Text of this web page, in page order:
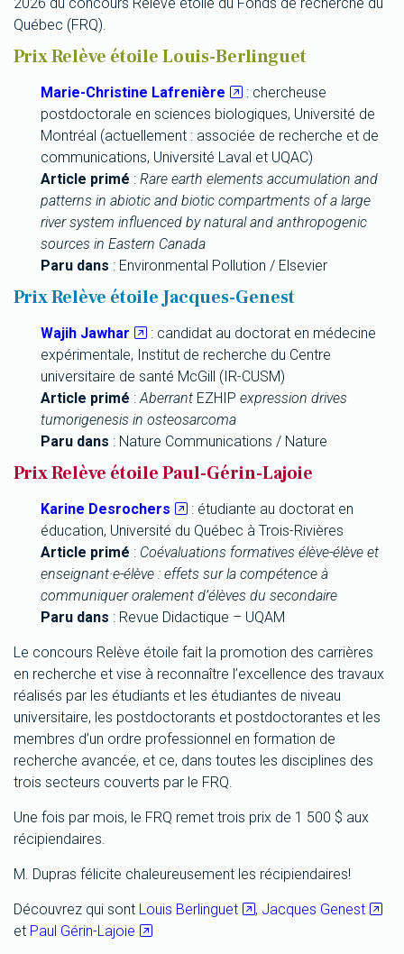
Québec (FRQ).
Prix Relève étoile Louis-Berlinguet
Marie-Christine Lafrenière
: chercheuse
postdoctorale en sciences biologiques, Université de
Montréal (actuellement : associée de recherche et de
communications, Université Laval et UQAC)
Article primé : Rare earth elements accumulation and
patterns in abiotic and biotic compartments of a large
river system influenced by natural and anthropogenic
sources in Eastern Canada
Paru dans : Environmental Pollution / Elsevier
Prix Relève étoile Jacques-Genest
Wajih Jawhar
: candidat au doctorat en médecine
expérimentale, Institut de recherche du Centre
universitaire de santé McGill (IR-CUSM)
Article primé :Aberrant EZHIP expression drives
tumorigenesis in osteosarcoma
Paru dans : Nature Communications / Nature
Prix Relève étoile Paul-Gérin-Lajoie
Karine Desrochers
: étudiante au doctorat en
éducation, Université du Québec à Trois-Rivières
Article primé : Coévaluations formatives élève-élève et
enseignant·e-élève : effets sur la compétence à
communiquer oralement d’élèves du secondaire
Paru dans : Revue Didactique – UQAM
Le concours Relève étoile fait la promotion des carrières
en recherche et vise à reconnaître l’excellence des travaux
réalisés par les étudiants et les étudiantes de niveau
universitaire, les postdoctorants et postdoctorantes et les
membres d’un ordre professionnel en formation de
recherche avancée, et ce, dans toutes les disciplines des
trois secteurs couverts par le FRQ.
Une fois par mois, le FRQ remet trois prix de 1 500 $ aux
récipiendaires.
M. Dupras félicite chaleureusement les récipiendaires!
Découvrez qui sont Louis Berlinguet , Jacques Genest
et Paul Gérin-Lajoie